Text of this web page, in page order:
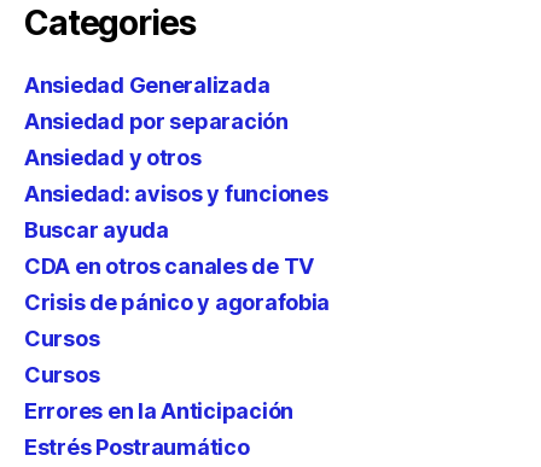
Categories
Ansiedad Generalizada
Ansiedad por separación
Ansiedad y otros
Ansiedad: avisos y funciones
Buscar ayuda
CDA en otros canales de TV
Crisis de pánico y agorafobia
Cursos
Cursos
Errores en la Anticipación
Estrés Postraumático